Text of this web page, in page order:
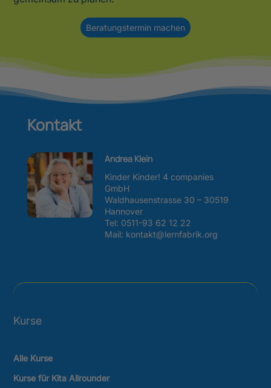
Beratungstermin machen
Kontakt
Andrea Klein
Kinder Kinder! 4 companies
GmbH
Waldhausenstrasse 30 – 30519
Hannover
Tel: 0511-93 62 12 22
Mail: kontakt@lernfabrik.org
Kurse
Alle Kurse
Kurse für Kita Allrounder